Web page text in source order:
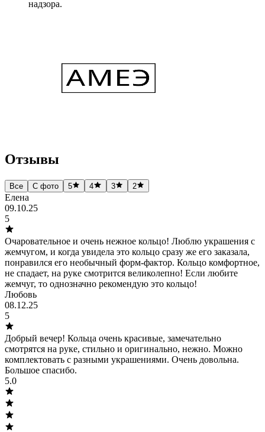
надзора.
Отзывы
Все С фото 5 4 3 2
Елена
09.10.25
5
Очаровательное и очень нежное кольцо! Люблю украшения с
жемчугом, и когда увидела это кольцо сразу же его заказала,
понравился его необычный форм-фактор. Кольцо комфортное,
не спадает, на руке смотрится великолепно! Если любите
жемчуг, то однозначно рекомендую это кольцо!
Любовь
08.12.25
5
Добрый вечер! Кольца очень красивые, замечательно
смотрятся на руке, стильно и оригинально, нежно. Можно
комплектовать с разными украшениями. Очень довольна.
Большое спасибо.
5.0